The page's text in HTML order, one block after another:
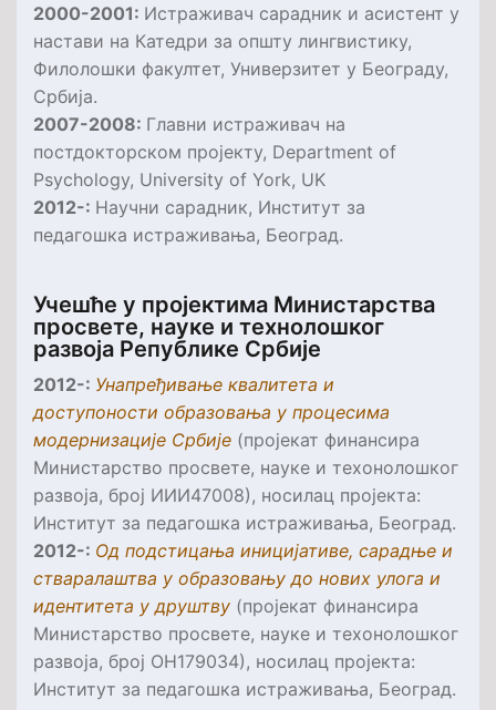
2000-2001: Истраживач сарадник и асистент у
настави на Катедри за општу лингвистику,
Филолошки факултет, Универзитет у Београду,
Србија.
2007-2008: Главни истраживач на
постдокторском пројекту, Department of
Psychology, University of York, UK
2012-: Научни сарадник, Институт за
педагошка истраживања, Београд.
Учешће у пројектима Министарства
просвете, науке и технолошког
развоја Републике Србије
2012-: Унапређивање квалитета и
доступоности образовања у процесима
модернизације Србије (пројекат финансира
Министарство просвете, науке и техонолошког
развоја, број ИИИ47008), носилац пројекта:
Институт за педагошка истраживања, Београд.
2012-: Од подстицања иницијативе, сарадње и
стваралаштва у образовању до нових улога и
идентитета у друштву (пројекат финансира
Министарство просвете, науке и техонолошког
развоја, број ОН179034), носилац пројекта:
Институт за педагошка истраживања, Београд.